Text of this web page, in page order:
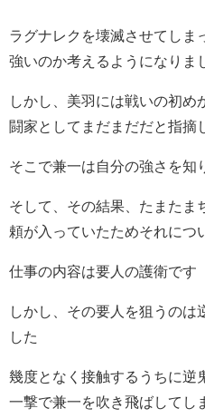
ラグナレクを壊滅させてしま
強いのか考えるようになりま
しかし、美羽には戦いの初め
闘家としてまだまだだと指摘
そこで兼一は自分の強さを知
そして、その結果、たまたま
頼が入っていたためそれにつ
仕事の内容は要人の護衛です
しかし、その要人を狙うのは
した
幾度となく接触するうちに逆
一撃で兼一を吹き飛ばしてし